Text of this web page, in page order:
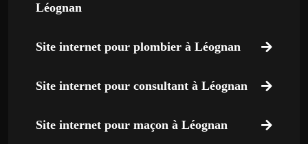
Léognan
Site internet pour plombier à Léognan
Site internet pour consultant à Léognan
Site internet pour maçon à Léognan